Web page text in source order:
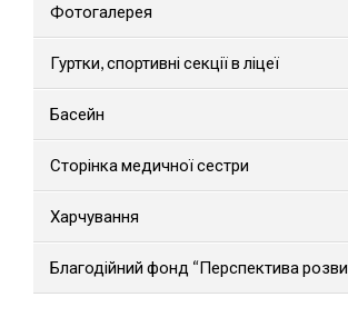
Фотогалерея
Гуртки, спортивні секції в ліцеї
Басейн
Сторінка медичної сестри
Харчування
Благодійний фонд “Перспектива